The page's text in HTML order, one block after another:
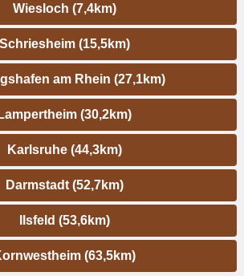
Wiesloch (7,4km)
Schriesheim (15,5km)
am Rhein (27,1km)
Lampertheim (30,2km)
Karlsruhe (44,3km)
Darmstadt (52,7km)
Ilsfeld (53,6km)
(63,5km)